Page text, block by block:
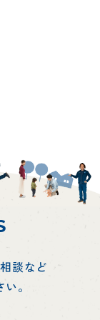
談など
。